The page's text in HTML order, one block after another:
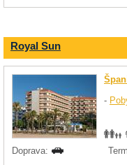
Royal Sun
-
Doprava: